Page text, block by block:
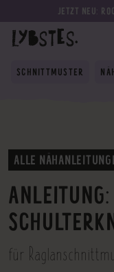
JETZT NEU:
SCHNITTMUSTER
ALLE
für